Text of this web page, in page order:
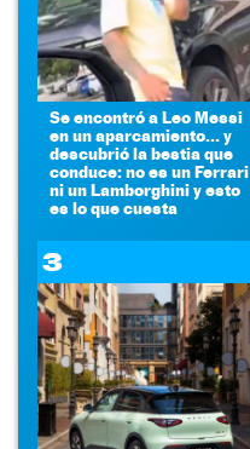
Se encontró a Leo Messi
en un aparcamiento... y
descubrió la bestia que
conduce: no es un Ferrari
ni un Lamborghini y esto
es lo que cuesta
3